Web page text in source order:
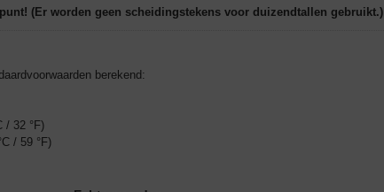
(Er worden geen scheidingstekens voor duizendtallen gebruikt.)
berekend:
/ 32 °F)
/ 59 °F)